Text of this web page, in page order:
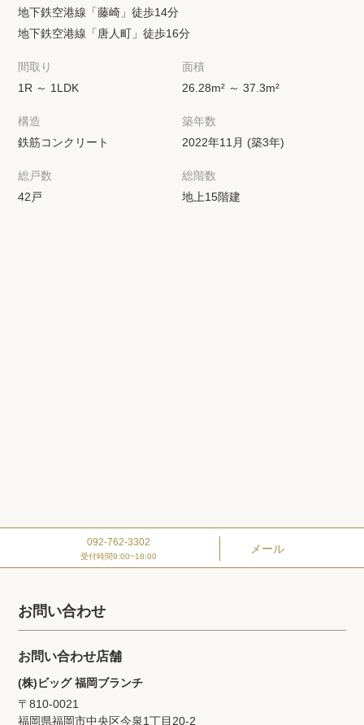
地下鉄空港線「藤崎」徒歩14分
地下鉄空港線「唐人町」徒歩16分
間取り
1R ～ 1LDK
面積
26.28m² ～ 37.3m²
構造
鉄筋コンクリート
築年数
2022年11月 (築3年)
総戸数
42戸
総階数
地上15階建
092-762-3302
受付時間9:00~18:00
メール
お問い合わせ
お問い合わせ店舗
(株)ビッグ 福岡ブランチ
〒810-0021
福岡県福岡市中央区今泉1丁目20‐2